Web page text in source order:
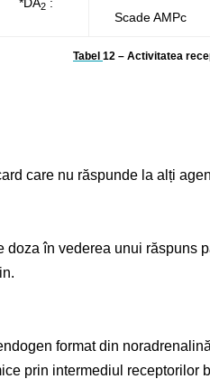
2
Scade AMPc
Tabel 12 – Activitatea
care nu răspunde la alți
doza în vederea unui
format din
prin intermediul